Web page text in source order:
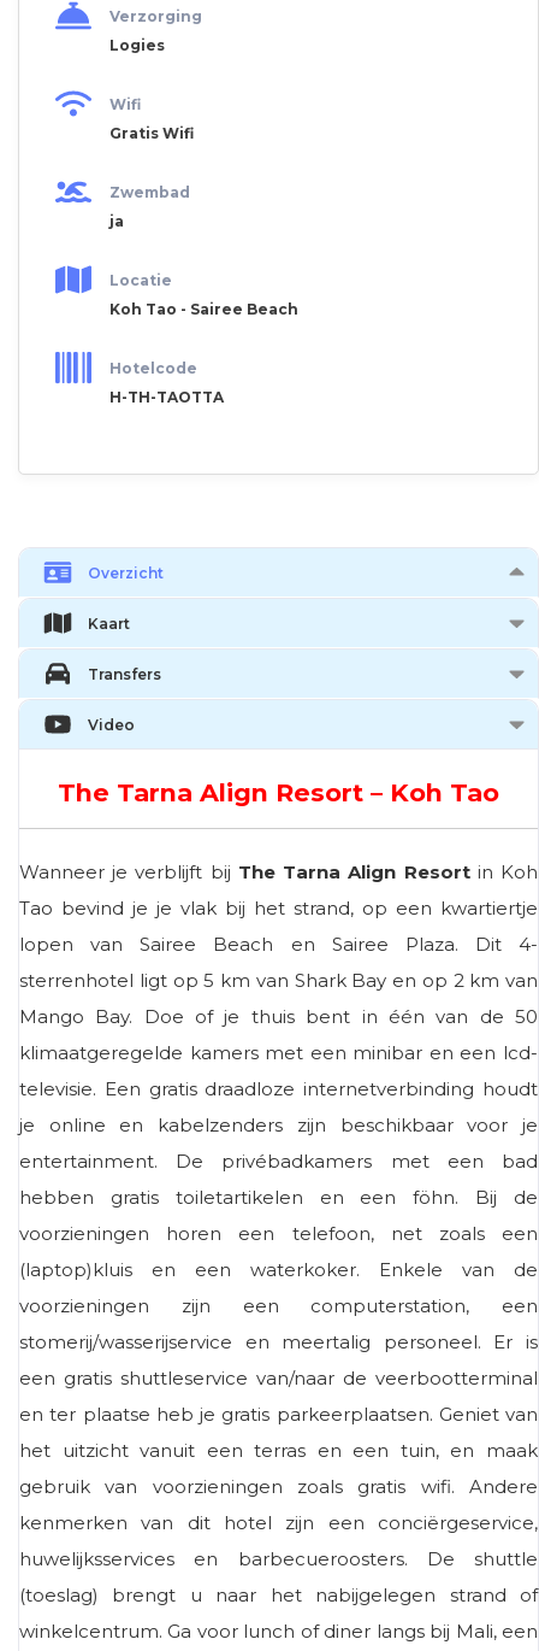
Verzorging
Logies
Wifi
Gratis Wifi
Zwembad
ja
Locatie
Koh Tao - Sairee Beach
Hotelcode
H-TH-TAOTTA
Overzicht
Kaart
Transfers
Video
The Tarna Align Resort – Koh Tao
Wanneer je verblijft bij The Tarna Align Resortin Koh
Tao bevind je je vlak bij het strand, op een kwartiertje
lopen van Sairee Beach en Sairee Plaza. Dit 4-
sterrenhotel ligt op 5 km van Shark Bay en op 2 km van
Mango Bay. Doe of je thuis bent in één van de 50
klimaatgeregelde kamers met een minibar en een lcd-
televisie. Een gratis draadloze internetverbinding houdt
je online en kabelzenders zijn beschikbaar voor je
entertainment. De privébadkamers met een bad
hebben gratis toiletartikelen en een föhn. Bij de
voorzieningen horen een telefoon, net zoals een
(laptop)kluis en een waterkoker. Enkele van de
voorzieningen zijn een computerstation, een
stomerij/wasserijservice en meertalig personeel. Er is
een gratis shuttleservice van/naar de veerbootterminal
en ter plaatse heb je gratis parkeerplaatsen. Geniet van
het uitzicht vanuit een terras en een tuin, en maak
gebruik van voorzieningen zoals gratis wifi. Andere
kenmerken van dit hotel zijn een conciërgeservice,
huwelijksservices en barbecueroosters. De shuttle
(toeslag) brengt u naar het nabijgelegen strand of
winkelcentrum. Ga voor lunch of diner langs bij Mali, een